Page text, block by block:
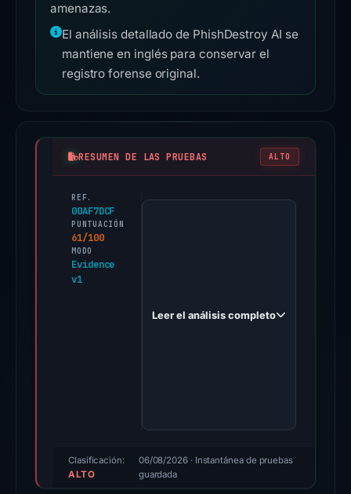
amenazas.
El análisis detallado de PhishDestroy AI se
mantiene en inglés para conservar el
registro forense original.
RESUMEN DE LAS PRUEBAS ALTO
REF.
00AF7DCF
PUNTUACIÓN
61/100
MODO
Evidence
v1
PhishDestroy
score,
not
Leer el análisis completo
Clasificación:
ALTO
06/08/2026· Instantánea de pruebas
guardada